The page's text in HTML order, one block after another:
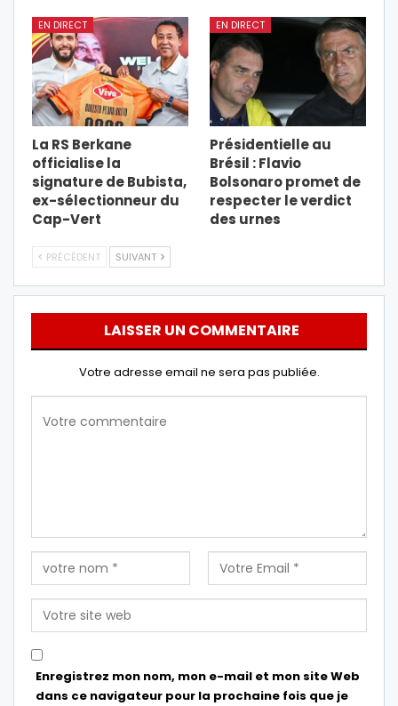
EN DIRECT
La RS Berkane
officialise la
signature de Bubista,
ex-sélectionneur du
Cap-Vert
EN DIRECT
Présidentielle au
Brésil : Flavio
Bolsonaro promet de
respecter le verdict
des urnes
PRÉCÉDENT SUIVANT
LAISSER UN COMMENTAIRE
Votre adresse email ne sera pas publiée.
Enregistrez mon nom, mon e-mail et mon site Web
dans ce navigateur pour la prochaine fois que je